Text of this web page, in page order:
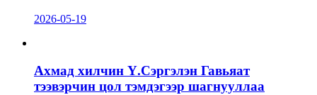
2026-05-19
Ахмад хилчин Ү.Сэргэлэн Гавьяат
тээвэрчин цол тэмдэгээр шагнууллаа